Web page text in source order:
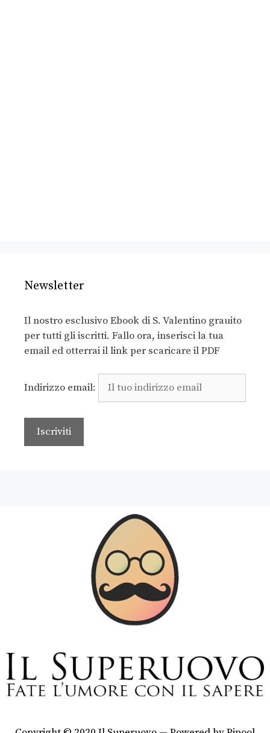
Newsletter
Il nostro esclusivo Ebook di S. Valentino grauito
per tutti gli iscritti. Fallo ora, inserisci la tua
email ed otterrai il link per scaricare il PDF
Indirizzo email: